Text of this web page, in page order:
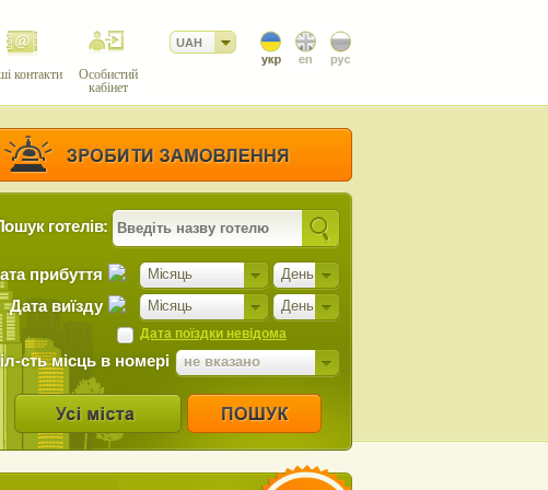
контакти
Особистий
кабінет
UAH
готелів:
Місяць День
прибуття
Місяць День
Дата виїзду
Дата поїздки невідома
сть місць в номері не вказано